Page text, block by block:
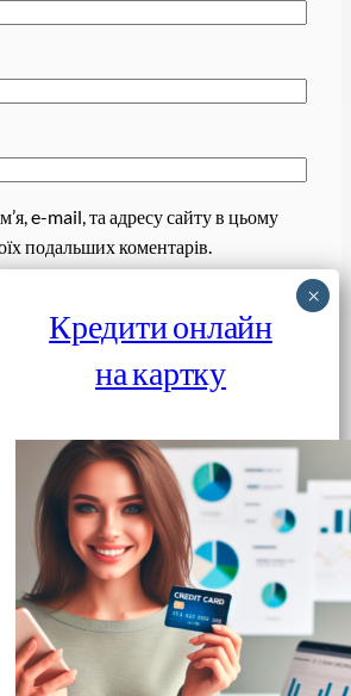
e-mail, та адресу сайту в цьому
подальших коментарів.
Завантажити
Фінанси IN UA
Кредити онлайн
на картку